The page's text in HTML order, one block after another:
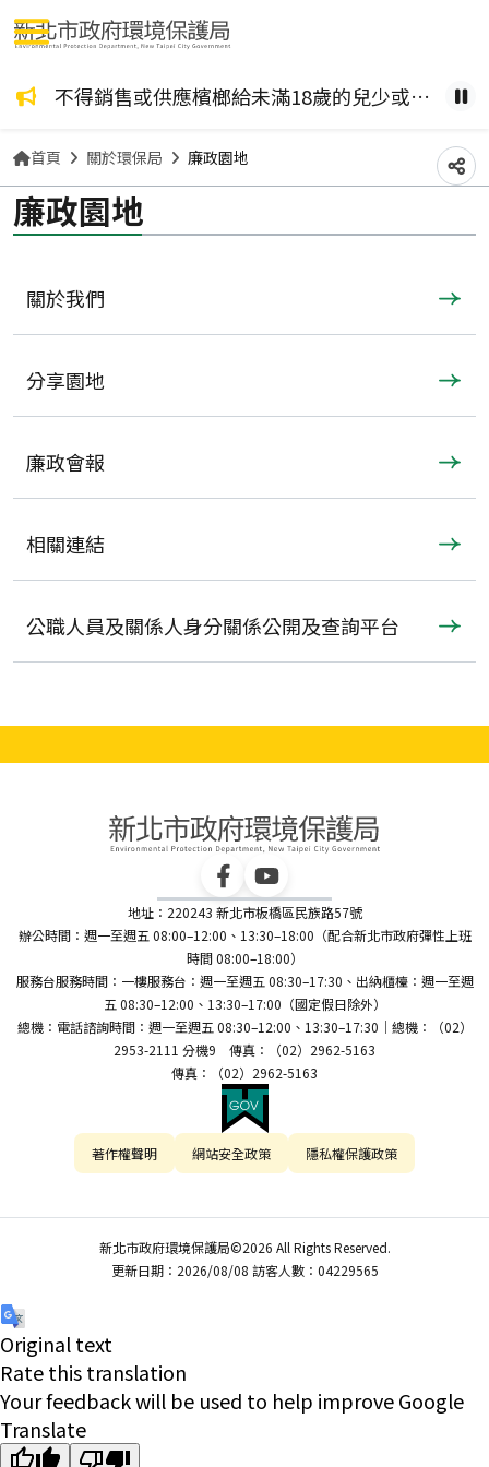
咖啡檳榔、檳榔糖葫蘆？ 檳榔不管加了什麼風味，都是致癌物！請拒絕嚼食。 不得銷售或供應檳榔給未滿18歲的兒少或孕婦。 健暫
選單按鈕
首頁 關於環保局 廉政園地
分
廉政園地
關於我們
分享園地
廉政會報
相關連結
公職人員及關係人身分關係公開及查詢平台
地址：220243 新北市板橋區民族路57號
辦公時間：週一至週五 08:00–12:00、13:30–18:00（配合新北市政府彈性上班
時間 08:00–18:00）
服務台服務時間：一樓服務台：週一至週五 08:30–17:30、出納櫃檯：週一至週
五 08:30–12:00、13:30–17:00（國定假日除外）
總機：電話諮詢時間：週一至週五 08:30–12:00、13:30–17:30｜總機：（02）
2953-2111 分機9 傳真：（02）2962-5163
傳真：（02）2962-5163
著作權聲明 網站安全政策 隱私權保護政策
新北市政府環境保護局©2026 All Rights Reserved.
更新日期：2026/08/08 訪客人數：04229565
Original text
Rate this translation
Your feedback will be used to help improve Google
Translate